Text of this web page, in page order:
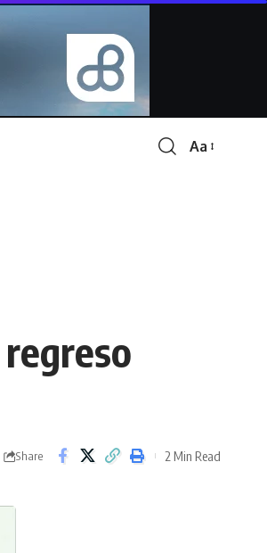
Font
Aa
Share 2 Min Read